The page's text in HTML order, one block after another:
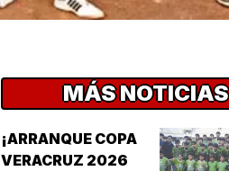
MÁS NOTICIAS
¡ARRANQUE COPA
VERACRUZ 2026